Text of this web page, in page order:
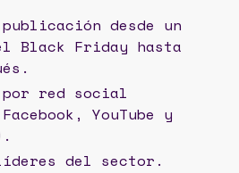
desde un
Black Friday hasta
por red social
YouTube y
del sector.